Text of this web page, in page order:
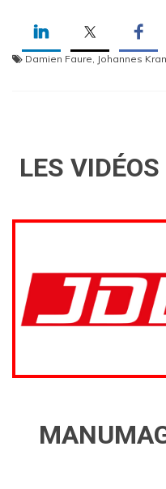
Damien Faure, Johannes
LES